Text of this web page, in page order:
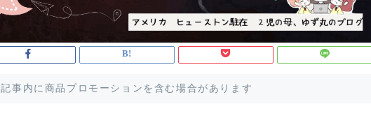
記事内に商品プロモーションを含む場合があります